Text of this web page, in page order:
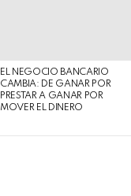
EL NEGOCIO BANCARIO
CAMBIA: DE GANAR POR
PRESTAR A GANAR POR
MOVER EL DINERO